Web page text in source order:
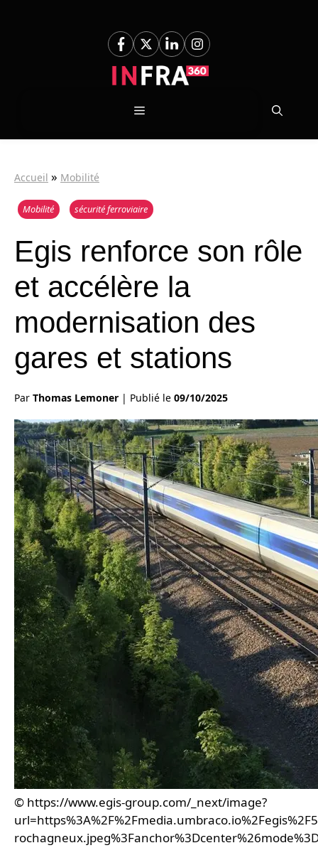
Menu
Accueil » Mobilité
Mobilité sécurité ferroviaire
Egis renforce son rôle
et accélère la
modernisation des
gares et stations
Par Thomas Lemoner | Publié le 09/10/2025
© https://www.egis-group.com/_next/image?